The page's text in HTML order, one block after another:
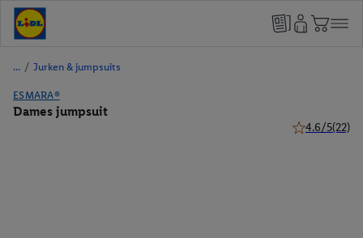
/ Jurken & jumpsuits
ESMARA®
Dames jumpsuit
4.6/5(22)